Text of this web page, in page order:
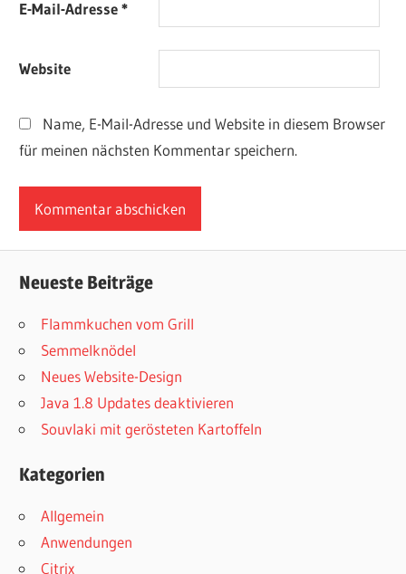
E-Mail-Adresse*
Website
Name, E-Mail-Adresse und Website in diesem Browser
für meinen nächsten Kommentar speichern.
Neueste Beiträge
Flammkuchen vom Grill
Semmelknödel
Neues Website-Design
Java 1.8 Updates deaktivieren
Souvlaki mit gerösteten Kartoffeln
Kategorien
Allgemein
Anwendungen
Citrix